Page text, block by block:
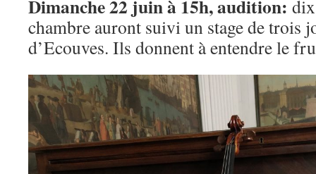
Dimanche 22 juin à 15h, audition:
chambre auront suivi un stage de trois
d’Ecouves. Ils donnent à entendre le